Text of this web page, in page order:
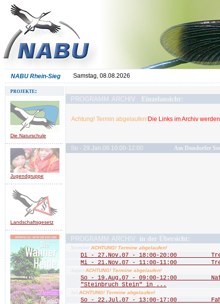
NABU Rhein-Sieg Samstag, 08.08.2026
projekte:
Die Naturschule
Jugendgruppe
Landschaftsgesetz
programm archiv Einzelansicht:
Achtung! Termin abgelaufen!Die Links im Archiv
So - 29.Jan.06 10:00-12:00 Am Dondorfer
programm archiv in der Übersicht:
November ACHTUNG! Termine abgelaufen!
Di - 27.Nov.07 - 18:00-20:00
Mi - 21.Nov.07 - 11:00-11:00
August ACHTUNG! Termine abgelaufen!
So - 19.Aug.07 - 09:00-12:00
"Steinbruch Stein" in ...
Juli ACHTUNG! Termine abgelaufen!
So - 22.Jul.07 - 13:00-17:00